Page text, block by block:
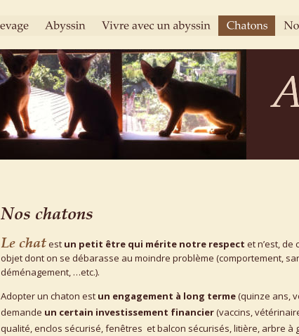
Nos chatons
Le chatest un petit être qui mérite notre respect et n’est, de
objet dont on se débarasse au moindre problème (comportement,
déménagement, …etc.).
Adopter un chaton est un engagement à long terme (quinze ans,
demande un certain investissement financier (vaccins,
qualité, enclos sécurisé, fenêtres  et balcon sécurisés, litière, arbre à